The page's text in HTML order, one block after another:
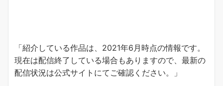
「紹介している作品は、2021年6月時点の情報です。
現在は配信終了している場合もありますので、最新の
配信状況は公式サイトにてご確認ください。」